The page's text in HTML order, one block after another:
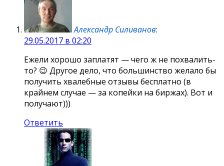
Александр Силиванов:
29.05.2017 в 02:20
Ежели хорошо заплатят — чего ж не похвалить-
то? 😉 Другое дело, что большинство желало бы
получить хвалебные отзывы бесплатно (в
крайнем случае — за копейки на биржах). Вот и
получают)))
Ответить